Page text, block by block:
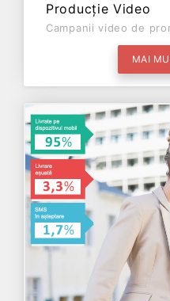
Producție Video
Campanii video de
MAI